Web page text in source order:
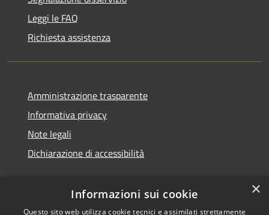
Leggi le FAQ
Richiesta assistenza
Amministrazione trasparente
Informativa privacy
Note legali
Dichiarazione di accessibilità
×
Informazioni sui cookie
Questo sito web utilizza cookie tecnici e assimilati strettamente